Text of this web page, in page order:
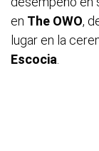
en The OWO,
lugar en la
Escocia